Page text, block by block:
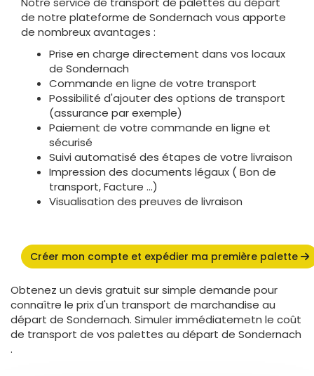
de notre plateforme de Sondernach vous apporte
de nombreux avantages :
Prise en charge directement dans vos locaux
de Sondernach
Commande en ligne de votre transport
Possibilité d'ajouter des options de transport
(assurance par exemple)
Paiement de votre commande en ligne et
sécurisé
Suivi automatisé des étapes de votre livraison
Impression des documents légaux ( Bon de
transport, Facture ...)
Visualisation des preuves de livraison
Créer mon compte et expédier ma première palette
Obtenez un devis gratuit sur simple demande pour
connaître le prix d'un transport de marchandise au
départ de Sondernach. Simuler immédiatemetn le coût
de transport de vos palettes au départ de Sondernach
.